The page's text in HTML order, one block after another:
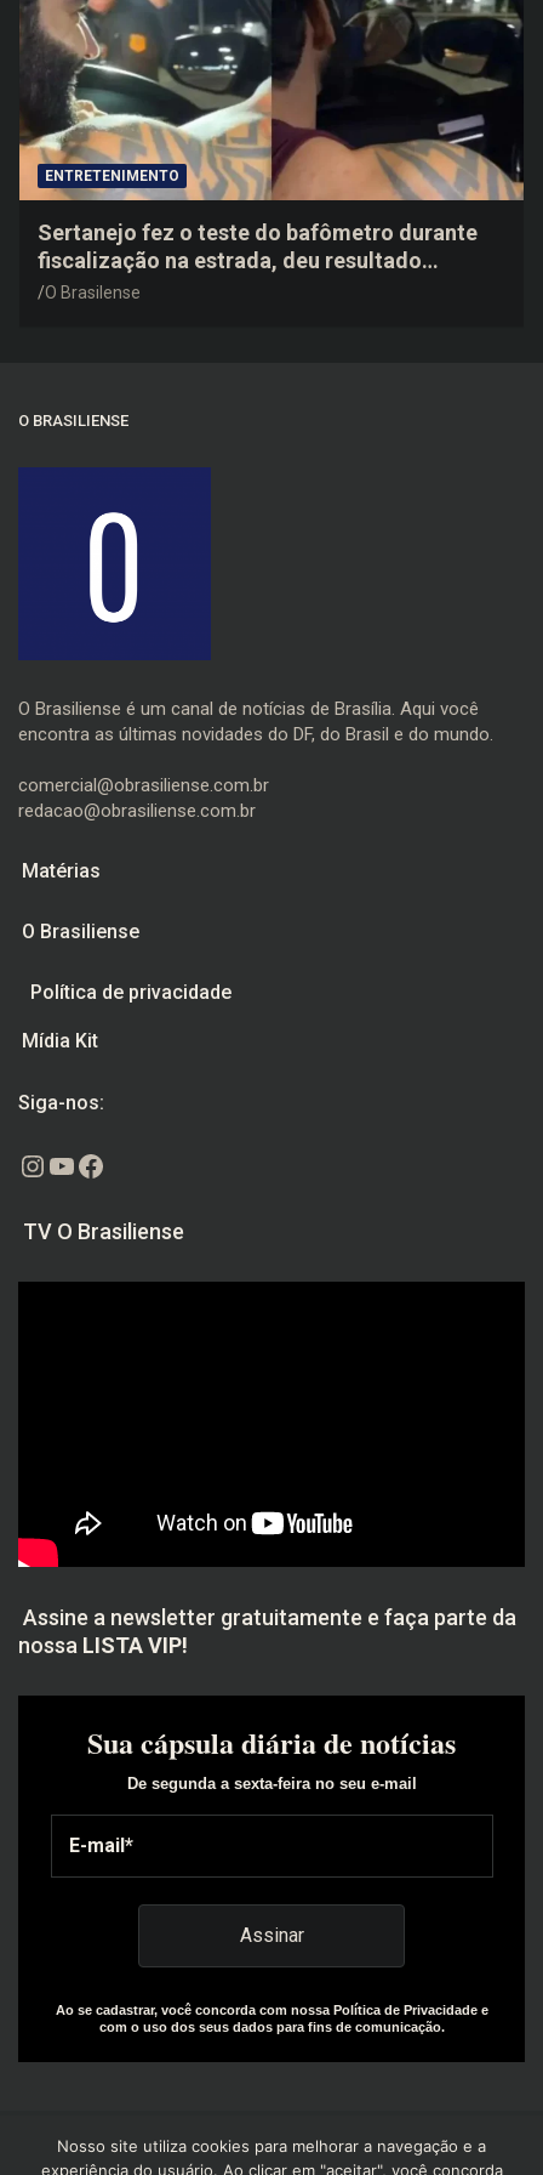
ENTRETENIMENTO
Sertanejo fez o teste do bafômetro durante
fiscalização na estrada, deu resultado
negativo e elogiou o trabalho dos agentes de
O Brasilense
O BRASILIENSE
O Brasiliense é um canal de notícias de Brasília. Aqui você
encontra as últimas novidades do DF, do Brasil e do mundo.
comercial@obrasiliense.com.br
redacao@obrasiliense.com.br
Matérias
O Brasiliense
Política de privacidade
Mídia Kit
Siga-nos:
Instagram
Youtube
Facebook
TV O Brasiliense
Assine a newsletter gratuitamente e faça parte da
nossa LISTA VIP!
Sua cápsula diária de notícias
De segunda a sexta-feira no seu e-mail
Ao se cadastrar, você concorda com nossa Política de Privacidade e
com o uso dos seus dados para fins de comunicação.
Nosso site utiliza cookies para melhorar a navegação e a
experiência do usuário. Ao clicar em "aceitar", você concorda